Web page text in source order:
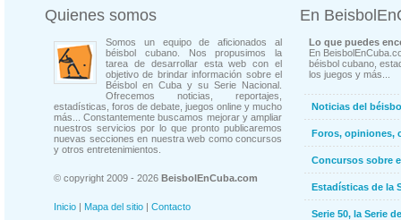
Quienes somos
Somos un equipo de aficionados al
béisbol cubano. Nos propusimos la
tarea de desarrollar esta web con el
objetivo de brindar información sobre el
Béisbol en Cuba y su Serie Nacional.
Ofrecemos noticias, reportajes,
estadísticas, foros de debate, juegos online y mucho
más... Constantemente buscamos mejorar y ampliar
nuestros servicios por lo que pronto publicaremos
nuevas secciones en nuestra web como concursos
y otros entretenimientos.
© copyright 2009 - 2026 BeisbolEnCuba.com
Inicio | Mapa del sitio | Contacto
En
Lo que puedes
En
béisbol cubano,
los juegos y más...
Noticias del
Foros, opiniones,
Concursos sobre
Estadísticas de la
Serie 50, la Serie